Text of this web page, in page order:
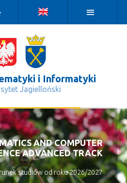
i Informatyki
Jagielloński
Matematyki
AND COMPUTER
ADVANCED TRACK
studiów od roku 2026/2027